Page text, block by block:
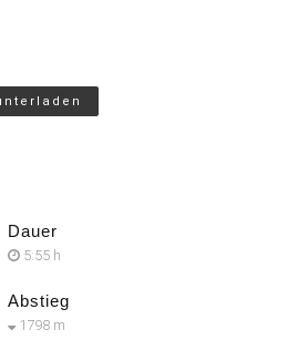
Dauer
5:55 h
Abstieg
1798 m